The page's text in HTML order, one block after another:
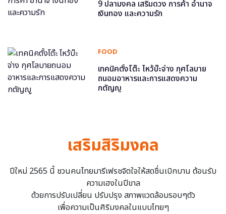
9 ปลามงคล เสริมดวง การค้า อำนาจ
เงินทอง และความรัก
FOOD
เทคนิคตั้งโต๊ะ ไหว้บ๊ะจ่าง กุศโลบาย
ถนอมอาหารและการแสดงความ
กตัญญู
เสริมสิริมงคล
ปีใหม่ 2565 นี้ ชวนคนไทยมารีเฟรชจิตใจให้สดชื่นเบิกบาน ต้อนรับ
ความเฮงในปีขาล
ด้วยการปรับเปลี่ยน ปรับปรุง สภาพแวดล้อมรอบๆตัว
เพื่อความเป็นศิริมงคลในแบบไทยๆ